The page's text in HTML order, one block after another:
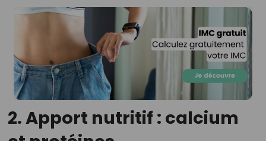
2. Apport nutritif : calcium